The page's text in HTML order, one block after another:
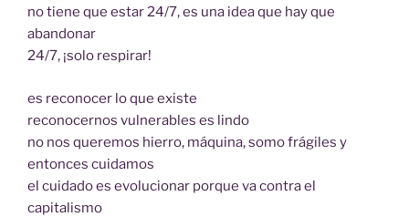
no tiene que estar 24/7, es una idea que hay que
abandonar
24/7, ¡solo respirar!
es reconocer lo que existe
reconocernos vulnerables es lindo
no nos queremos hierro, máquina, somo frágiles y
entonces cuidamos
el cuidado es evolucionar porque va contra el
capitalismo